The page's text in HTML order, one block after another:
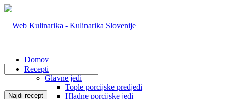
Domov
Recepti
Glavne jedi
Tople porcijske predjedi
Hladne porcijske jedi